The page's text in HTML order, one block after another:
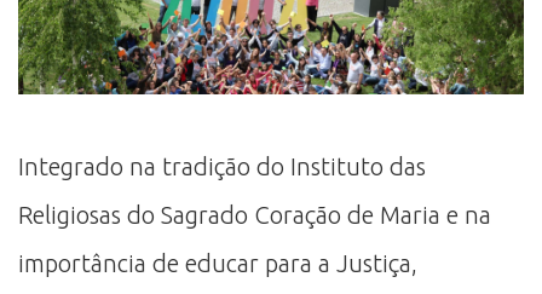
Integrado na tradição do Instituto das
Religiosas do Sagrado Coração de Maria e na
importância de educar para a Justiça,